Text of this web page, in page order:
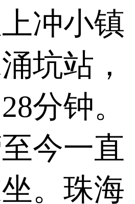
冲小镇
坑站，
分钟。
今一直
。珠海